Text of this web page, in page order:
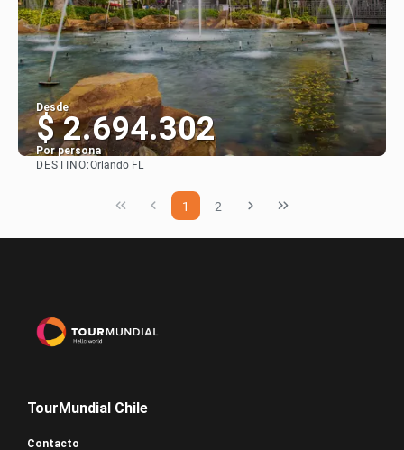
Desde
$ 2.694.302
Por persona
DESTINO:Orlando FL
1 2
TourMundial Chile
Contacto